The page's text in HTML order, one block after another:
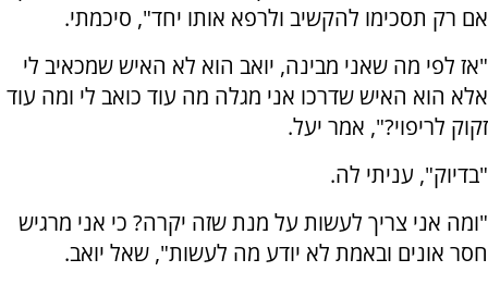
אם רק תסכימו להקשיב ולרפא אותו יחד", סיכמתי.
"אז לפי מה שאני מבינה, יואב הוא לא האיש שמכאיב לי
אלא הוא האיש שדרכו אני מגלה מה עוד כואב לי ומה עוד
זקוק לריפוי?", אמר יעל.
"בדיוק", עניתי לה.
"ומה אני צריך לעשות על מנת שזה יקרה? כי אני מרגיש
חסר אונים ובאמת לא יודע מה לעשות", שאל יואב.